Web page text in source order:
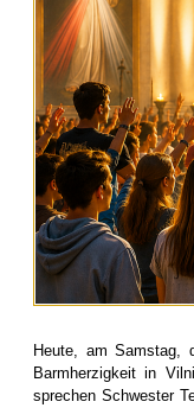
Heute, am Samstag,
Barmherzigkeit in
sprechen Schwester